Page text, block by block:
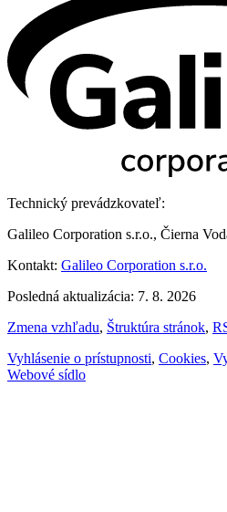
Technický prevádzkovateľ:
Galileo Corporation s.r.o., Čierna
Kontakt: Galileo Corporation s.r.o.
Posledná aktualizácia: 7. 8. 2026
Zmena vzhľadu, Štruktúra stránok,
Vyhlásenie o prístupnosti, Cookies,
Webové sídlo